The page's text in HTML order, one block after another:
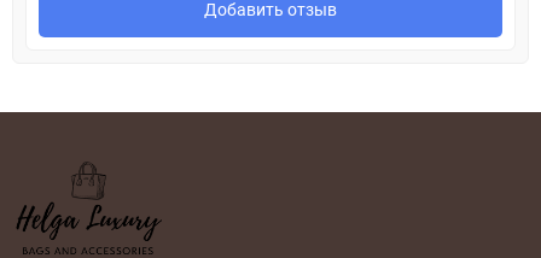
Добавить отзыв